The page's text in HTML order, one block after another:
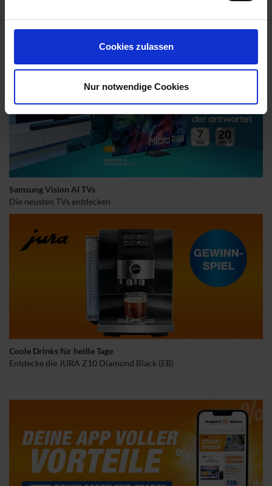
Cookies zulassen
Nur notwendige Cookies
Unsere KENDO Highlights
Samsung Vision AI TVs
Die neusten TVs entdecken
Coole Drinks für heiße Tage
Entdecke die JURA Z10 Diamond Black (EB)